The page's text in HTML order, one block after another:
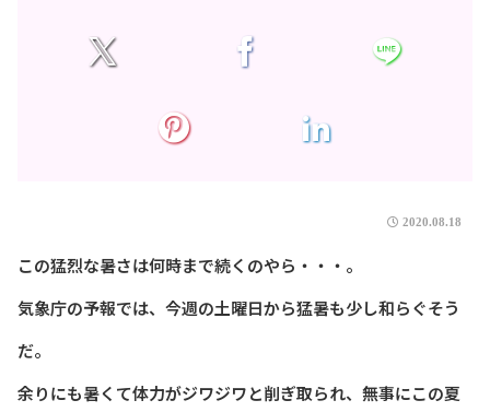
2020.08.18
この猛烈な暑さは何時まで続くのやら・・・。
気象庁の予報では、今週の土曜日から猛暑も少し和らぐそう
だ。
余りにも暑くて体力がジワジワと削ぎ取られ、無事にこの夏